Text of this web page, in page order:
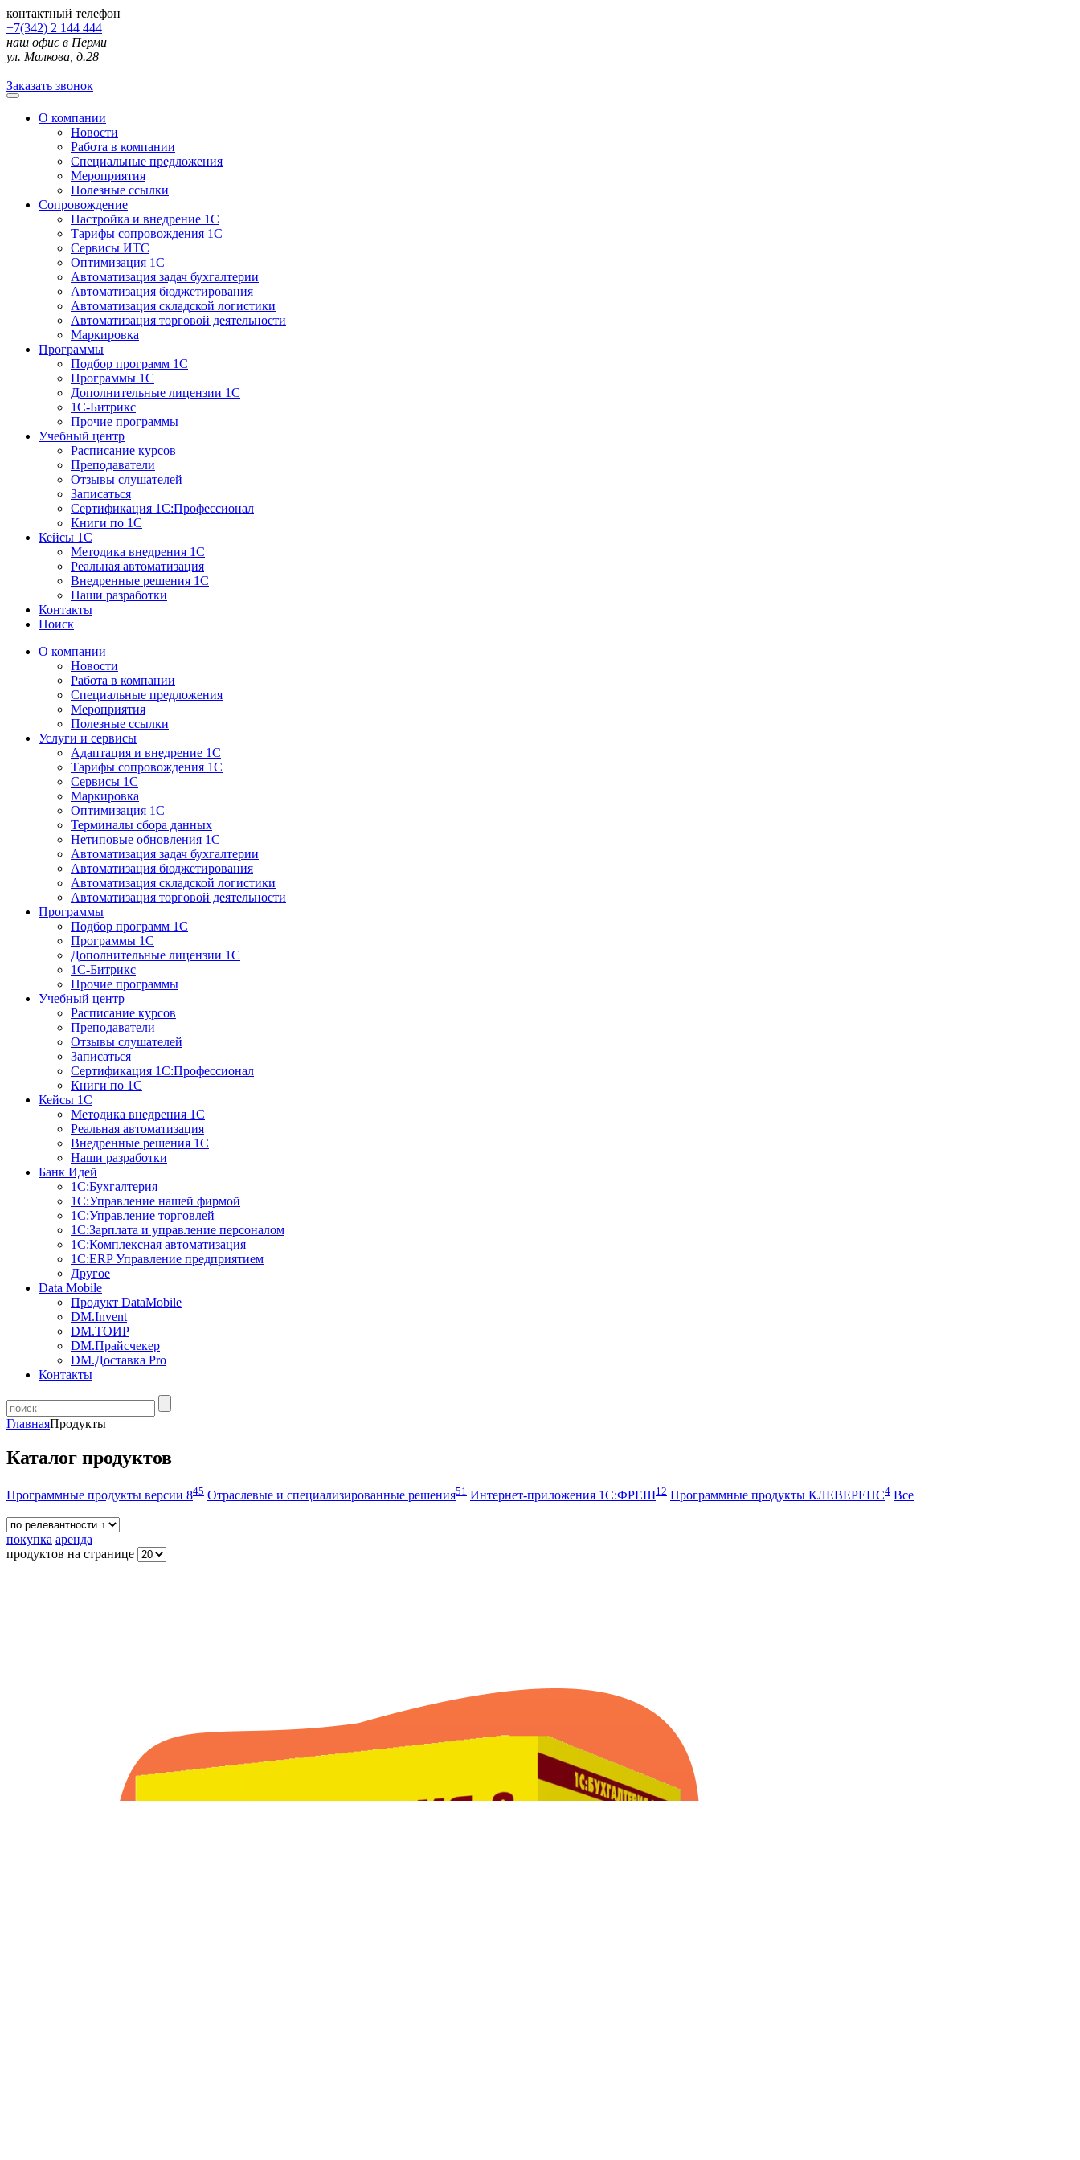
контактный телефон
+7(342) 2 144 444
наш офис в Перми
ул. Малкова, д.28
Заказать звонок
О компании
Новости
Работа в компании
Специальные предложения
Мероприятия
Полезные ссылки
Сопровождение
Настройка и внедрение 1С
Тарифы сопровождения 1С
Сервисы ИТС
Оптимизация 1С
Автоматизация задач бухгалтерии
Автоматизация бюджетирования
Автоматизация складской логистики
Автоматизация торговой деятельности
Маркировка
Программы
Подбор программ 1С
Программы 1С
Дополнительные лицензии 1С
1С-Битрикс
Прочие программы
Учебный центр
Расписание курсов
Преподаватели
Отзывы слушателей
Записаться
Сертификация 1С:Профессионал
Книги по 1С
Кейсы 1С
Методика внедрения 1С
Реальная автоматизация
Внедренные решения 1С
Наши разработки
Контакты
Поиск
О компании
Новости
Работа в компании
Специальные предложения
Мероприятия
Полезные ссылки
Услуги и сервисы
Адаптация и внедрение 1С
Тарифы сопровождения 1С
Сервисы 1С
Маркировка
Оптимизация 1С
Терминалы сбора данных
Нетиповые обновления 1С
Автоматизация задач бухгалтерии
Автоматизация бюджетирования
Автоматизация складской логистики
Автоматизация торговой деятельности
Программы
Подбор программ 1С
Программы 1С
Дополнительные лицензии 1С
1С-Битрикс
Прочие программы
Учебный центр
Расписание курсов
Преподаватели
Отзывы слушателей
Записаться
Сертификация 1С:Профессионал
Книги по 1С
Кейсы 1С
Методика внедрения 1С
Реальная автоматизация
Внедренные решения 1С
Наши разработки
Банк Идей
1С:Бухгалтерия
1С:Управление нашей фирмой
1С:Управление торговлей
1С:Зарплата и управление персоналом
1С:Комплексная автоматизация
1С:ERP Управление предприятием
Другое
Data Mobile
Продукт DataMobile
DM.Invent
DM.ТОИР
DM.Прайсчекер
DM.Доставка Pro
Контакты
ГлавнаяПродукты
Каталог продуктов
Программные продукты версии 845 Отраслевые и специализированные решения51 Интернет-приложения 1С:ФРЕШ12 Программные продукты КЛЕВЕРЕНС4 Все
покупка аренда
продуктов на странице